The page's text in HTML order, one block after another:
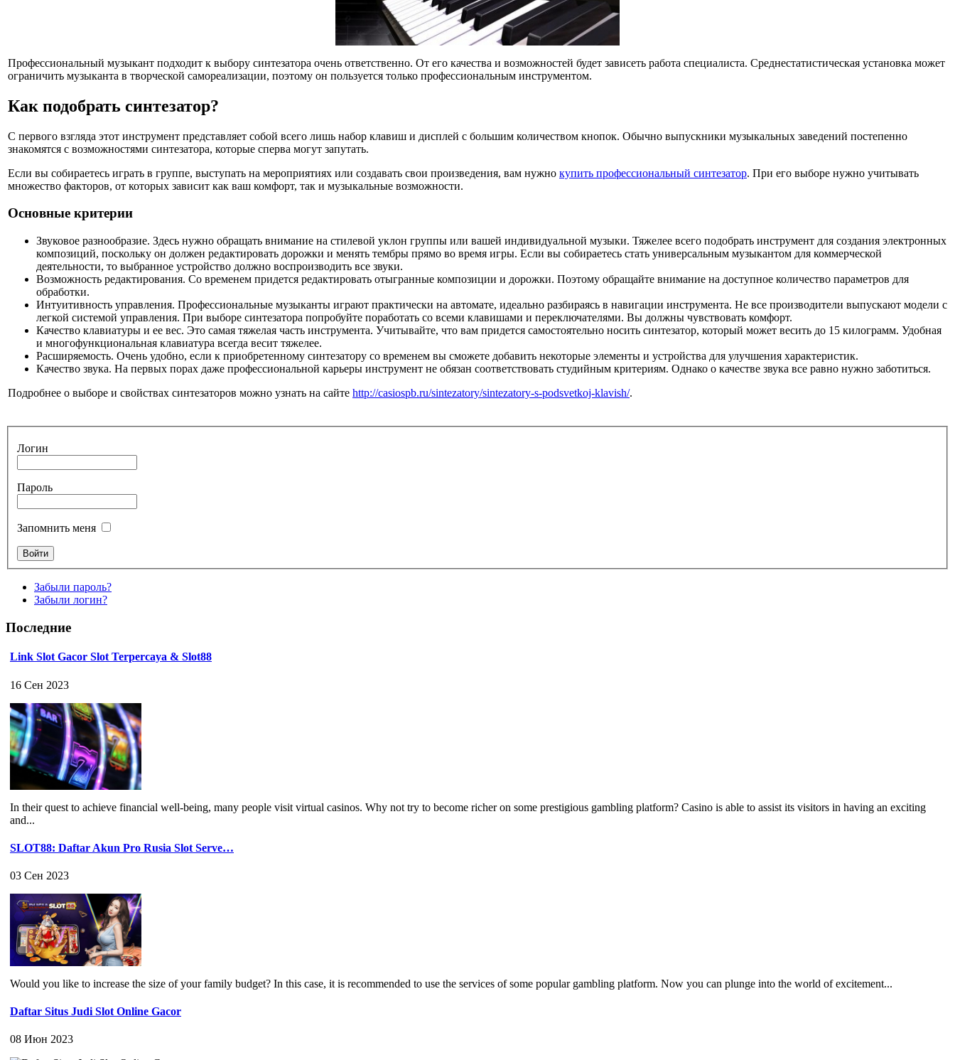
Профессиональный музыкант подходит к выбору синтезатора очень ответственно. От его качества и возможностей будет зависеть работа специалиста. Среднестатистическая установка может
ограничить музыканта в творческой самореализации, поэтому он пользуется только профессиональным инструментом.
Как подобрать синтезатор?
С первого взгляда этот инструмент представляет собой всего лишь набор клавиш и дисплей с большим количеством кнопок. Обычно выпускники музыкальных заведений постепенно
знакомятся с возможностями синтезатора, которые сперва могут запутать.
Если вы собираетесь играть в группе, выступать на мероприятиях или создавать свои произведения, вам нужно купить профессиональный синтезатор. При его выборе нужно учитывать
множество факторов, от которых зависит как ваш комфорт, так и музыкальные возможности.
Основные критерии
Звуковое разнообразие. Здесь нужно обращать внимание на стилевой уклон группы или вашей индивидуальной музыки. Тяжелее всего подобрать инструмент для создания электронных
композиций, поскольку он должен редактировать дорожки и менять тембры прямо во время игры. Если вы собираетесь стать универсальным музыкантом для коммерческой
деятельности, то выбранное устройство должно воспроизводить все звуки.
Возможность редактирования. Со временем придется редактировать отыгранные композиции и дорожки. Поэтому обращайте внимание на доступное количество параметров для
обработки.
Интуитивность управления. Профессиональные музыканты играют практически на автомате, идеально разбираясь в навигации инструмента. Не все производители выпускают модели с
легкой системой управления. При выборе синтезатора попробуйте поработать со всеми клавишами и переключателями. Вы должны чувствовать комфорт.
Качество клавиатуры и ее вес. Это самая тяжелая часть инструмента. Учитывайте, что вам придется самостоятельно носить синтезатор, который может весить до 15 килограмм. Удобная
и многофункциональная клавиатура всегда весит тяжелее.
Расширяемость. Очень удобно, если к приобретенному синтезатору со временем вы сможете добавить некоторые элементы и устройства для улучшения характеристик.
Качество звука. На первых порах даже профессиональной карьеры инструмент не обязан соответствовать студийным критериям. Однако о качестве звука все равно нужно заботиться.
Подробнее о выборе и свойствах синтезаторов можно узнать на сайте http://casiospb.ru/sintezatory/sintezatory-s-podsvetkoj-klavish/.
Логин
Пароль
Запомнить меня
Забыли пароль?
Забыли логин?
Последние
Link Slot Gacor Slot Terpercaya & Slot88
16 Сен 2023
In their quest to achieve financial well-being, many people visit virtual casinos. Why not try to become richer on some prestigious gambling platform? Casino is able to assist its visitors in having an exciting
and...
SLOT88: Daftar Akun Pro Rusia Slot Serve…
03 Сен 2023
Would you like to increase the size of your family budget? In this case, it is recommended to use the services of some popular gambling platform. Now you can plunge into the world of excitement...
Daftar Situs Judi Slot Online Gacor
08 Июн 2023